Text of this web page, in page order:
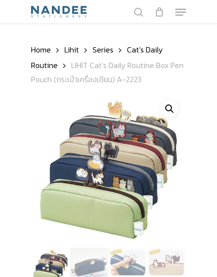
Menu
Home Lihit Series
Cat’s Daily
Routine
LIHIT Cat’s Daily Routine Box Pen
Pouch (กระเป๋าเครื่องเขียน) A-2223